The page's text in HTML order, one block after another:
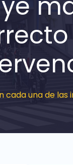
cada una de las